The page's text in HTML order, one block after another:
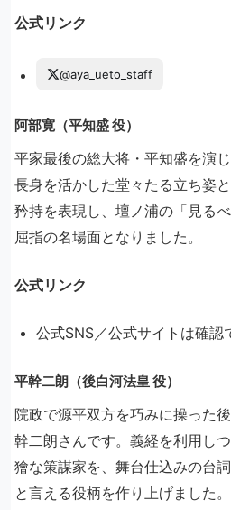
公式リンク
@aya_ueto_staff
阿部寛（平知盛 役）
平家最後の総大将・平知盛を演
長身を活かした堂々たる立ち姿
矜持を表現し、壇ノ浦の「見る
屈指の名場面となりました。
公式リンク
公式SNS／公式サイトは確認
平幹二朗（後白河法皇 役）
院政で源平双方を巧みに操った
幹二朗さんです。義経を利用し
獪な策謀家を、舞台仕込みの台
と言える役柄を作り上げました。